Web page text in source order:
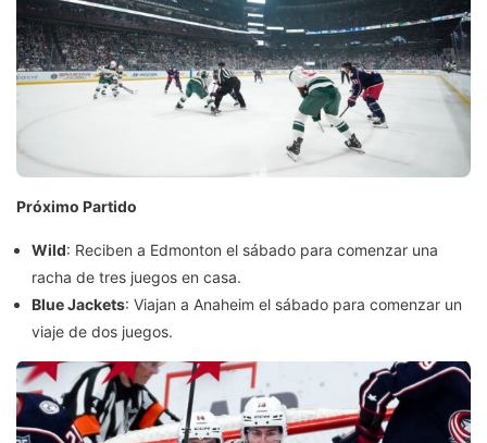
Próximo Partido
Wild: Reciben a Edmonton el sábado para comenzar una
racha de tres juegos en casa.
Blue Jackets: Viajan a Anaheim el sábado para comenzar un
viaje de dos juegos.